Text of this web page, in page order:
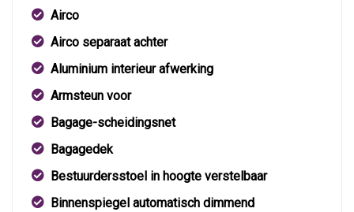
Airco
Airco separaat achter
Aluminium interieur afwerking
Armsteun voor
Bagage-scheidingsnet
Bagagedek
Bestuurdersstoel in hoogte verstelbaar
Binnenspiegel automatisch dimmend